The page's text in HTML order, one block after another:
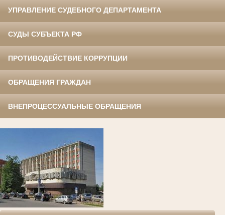
УПРАВЛЕНИЕ СУДЕБНОГО ДЕПАРТАМЕНТА
СУДЫ СУБЪЕКТА РФ
ПРОТИВОДЕЙСТВИЕ КОРРУПЦИИ
ОБРАЩЕНИЯ ГРАЖДАН
ВНЕПРОЦЕССУАЛЬНЫЕ ОБРАЩЕНИЯ